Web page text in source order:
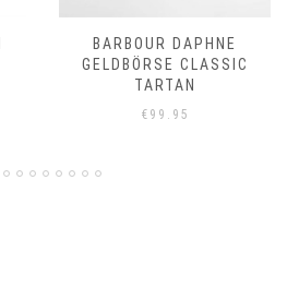
BARBOUR DAPHNE
GELDBÖRSE CLASSIC
TARTAN
€ 99.95